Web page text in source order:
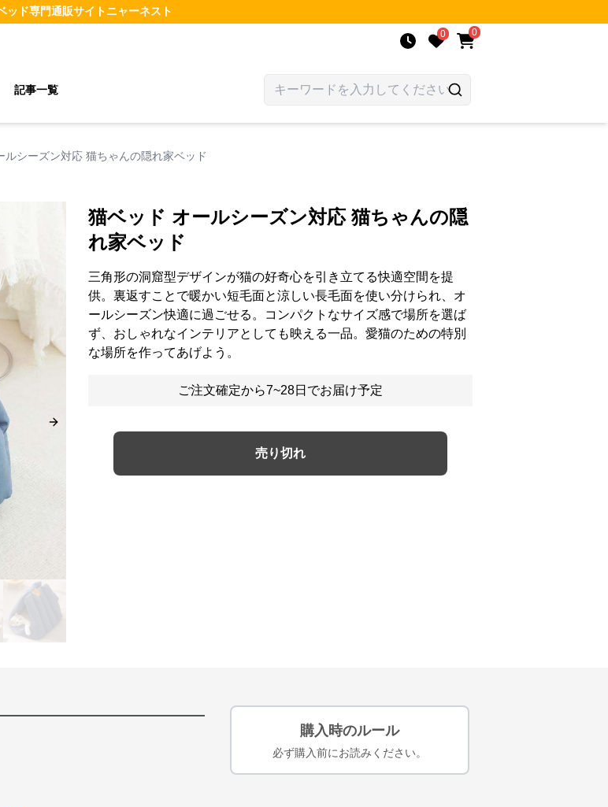
ッド専門通販サイトニャーネスト
0 0
記事一覧
ルシーズン対応 猫ちゃんの隠れ家ベッド
Next slide
猫ベッド オールシーズン対応 猫ちゃんの隠
れ家ベッド
三角形の洞窟型デザインが猫の好奇心を引き立てる快適空間を提
供。裏返すことで暖かい短毛面と涼しい長毛面を使い分けられ、オ
ールシーズン快適に過ごせる。コンパクトなサイズ感で場所を選ば
ず、おしゃれなインテリアとしても映える一品。愛猫のための特別
な場所を作ってあげよう。
ご注文確定から7~28日でお届け予定
売り切れ
購入時のルール
必ず購入前にお読みください。